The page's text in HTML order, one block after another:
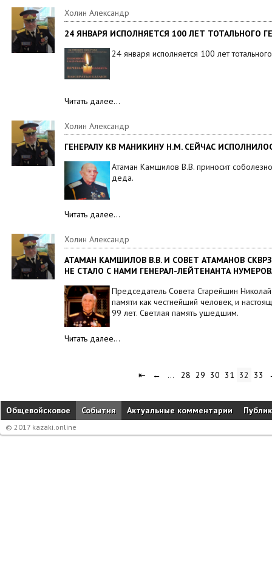
Холин Александр
24 ЯНВАРЯ ИСПОЛНЯЕТСЯ 100 ЛЕТ ТОТАЛЬНОГО
24 января исполняется 100 лет
Читать далее…
Холин Александр
ГЕНЕРАЛУ КВ МАНИКИНУ Н.М. СЕЙЧАС
Атаман Камшилов В.В. приносит
деда.
Читать далее…
Холин Александр
АТАМАН КАМШИЛОВ В.В. И СОВЕТ АТАМАНОВ
НЕ СТАЛО С НАМИ ГЕНЕРАЛ-ЛЕЙТЕНАНТА
Председатель Совета Старейшин
памяти как честнейший человек, и
99 лет. Светлая память ушедшим.
Читать далее…
⇤ ← … 28 29 30 31 32 33
Общевойсковое События Актуальные комментарии
© 2017 kazaki.online